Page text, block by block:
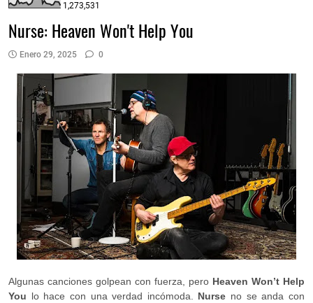
1,273,531
Nurse: Heaven Won't Help You
Enero 29, 2025 0
Algunas canciones golpean con fuerza, pero Heaven Won’t Help
You lo hace con una verdad incómoda. Nurse no se anda con